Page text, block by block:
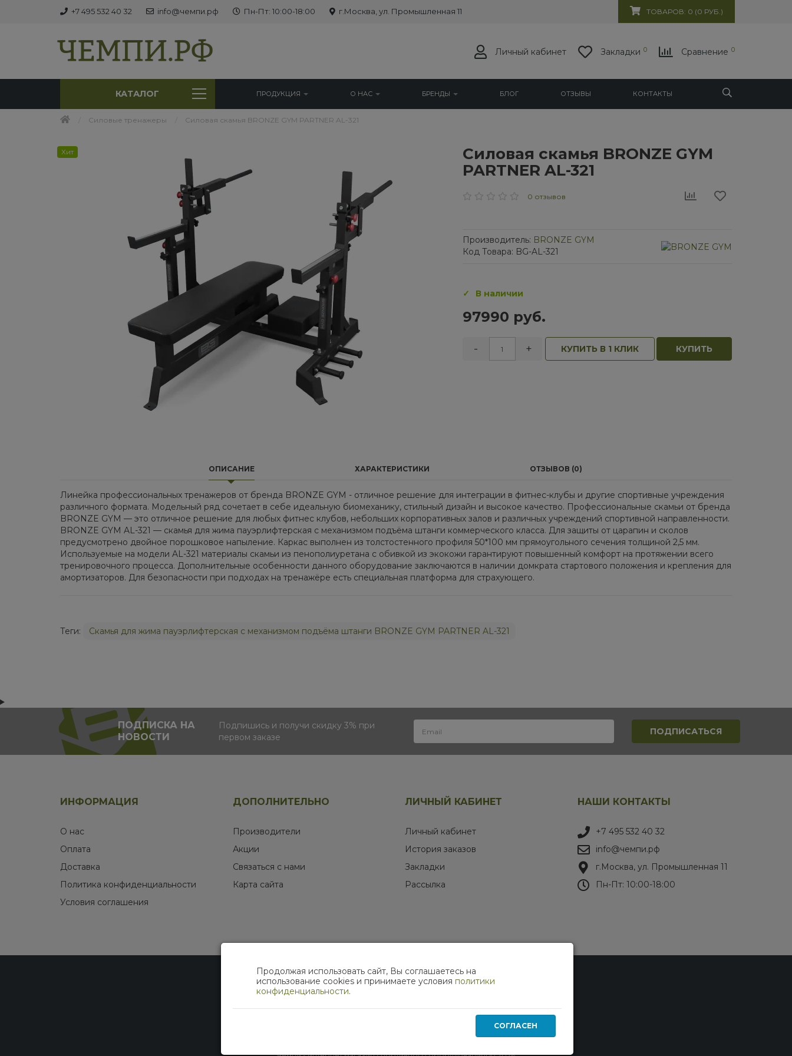
+7 495 532 40 32 info@чемпи.рф Пн-Пт: 10:00-18:00 г.Москва, ул. Промышленная 11 ТОВАРОВ: 0 (0 РУБ.)
Личный кабинет Закладки 0 Сравнение 0
КАТАЛОГ ПРОДУКЦИЯ О НАС БРЕНДЫ БЛОГ ОТЗЫВЫ КОНТАКТЫ
Силовые тренажеры Силовая скамья BRONZE GYM PARTNER AL-321
Хит
Силовая скамья BRONZE GYM
PARTNER AL-321
0 отзывов
Производитель: BRONZE GYM
Код Товара: BG-AL-321
В наличии
97990 руб.
- + КУПИТЬ В 1 КЛИК КУПИТЬ
ОПИСАНИЕ ХАРАКТЕРИСТИКИ ОТЗЫВОВ (0)
Линейка профессиональных тренажеров от бренда BRONZE GYM - отличное решение для интеграции в фитнес-клубы и другие спортивные учреждения
различного формата. Модельный ряд сочетает в себе идеальную биомеханику, стильный дизайн и высокое качество. Профессиональные скамьи от бренда
BRONZE GYM — это отличное решение для любых фитнес клубов, небольших корпоративных залов и различных учреждений спортивной направленности.
BRONZE GYM AL-321 — скамья для жима пауэрлифтерская с механизмом подъёма штанги коммерческого класса. Для защиты от царапин и сколов
предусмотрено двойное порошковое напыление. Каркас выполнен из толстостенного профиля 50*100 мм прямоугольного сечения толщиной 2,5 мм.
Используемые на модели AL-321 материалы скамьи из пенополиуретана с обивкой из экокожи гарантируют повышенный комфорт на протяжении всего
тренировочного процесса. Дополнительные особенности данного оборудование заключаются в наличии домкрата стартового положения и крепления для
амортизаторов. Для безопасности при подходах на тренажёре есть специальная платформа для страхующего.
Теги: Скамья для жима пауэрлифтерская с механизмом подъёма штанги BRONZE GYM PARTNER AL-321
ПОДПИСКА НА
НОВОСТИ
Подпишись и получи скидку 3% при
первом заказе
ИНФОРМАЦИЯ
О нас
Оплата
Доставка
Политика конфиденциальности
Условия соглашения
ДОПОЛНИТЕЛЬНО
Производители
Акции
Связаться с нами
Карта сайта
ЛИЧНЫЙ КАБИНЕТ
Личный кабинет
История заказов
Закладки
Рассылка
НАШИ КОНТАКТЫ
+7 495 532 40 32
info@чемпи.рф
г.Москва, ул. Промышленная 11
Пн-Пт: 10:00-18:00
МЫ В СОЦИАЛЬНЫХ СЕТЯХ
Продолжая использовать сайт, Вы соглашаетесь на
использование cookies и принимаете условия политики
конфиденциальности.
СОГЛАСЕН